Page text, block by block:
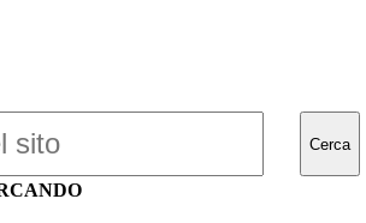
Cerca